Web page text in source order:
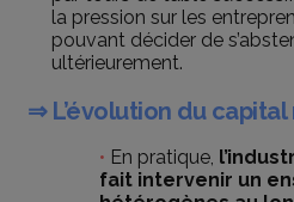
la pression sur les
pouvant décider de
ultérieurement.
⇒ L’évolution du capital
En pratique,
fait intervenir un